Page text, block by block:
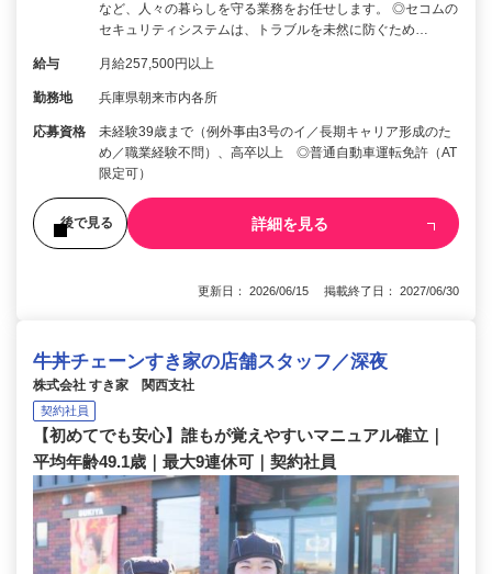
など、人々の暮らしを守る業務をお任せします。 ◎セコムの
セキュリティシステムは、トラブルを未然に防ぐため…
給与 月給257,500円以上
勤務地 兵庫県朝来市内各所
応募資格
未経験39歳まで（例外事由3号のイ／長期キャリア形成のた
め／職業経験不問）、高卒以上 ◎普通自動車運転免許（AT
限定可）
後で見る 詳細を見る
更新日： 2026/06/15 掲載終了日： 2027/06/30
牛丼チェーンすき家の店舗スタッフ／深夜
株式会社 すき家 関西支社
契約社員
【初めてでも安心】誰もが覚えやすいマニュアル確立｜
平均年齢49.1歳｜最大9連休可｜契約社員